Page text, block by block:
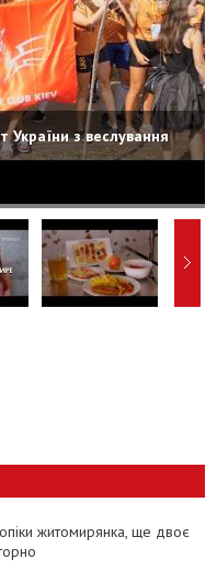
України з веслування
опіки житомирянка, ще двоє